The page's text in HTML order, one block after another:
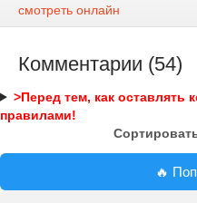
смотреть онлайн
Комментарии (54)
>Перед тем, как оставлять
правилами!
🔥